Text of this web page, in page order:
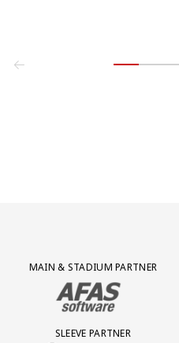
Partner Logos Grid
MAIN & STADIUM PARTNER
BEZOEK ONZE MAIN &
SLEEVE PARTNER